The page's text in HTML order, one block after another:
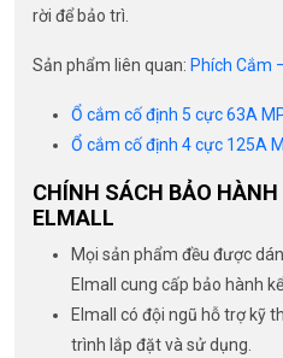
rời để bảo trì.
Sản phẩm liên quan: Phích Cắm
Ổ cắm cố định 5 cực 63A
Ổ cắm cố định 4 cực 125A
CHÍNH SÁCH BẢO
ELMALL
Mọi sản phẩm đều được
Elmall cung cấp bảo hành
Elmall có đội ngũ hỗ trợ kỹ
trình lắp đặt và sử dụng.